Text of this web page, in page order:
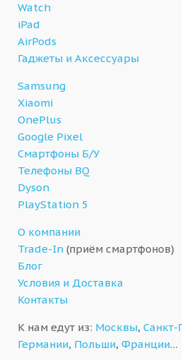
Watch
iPad
AirPods
Гаджеты и Аксессуары
Samsung
Xiaomi
OnePlus
Google Pixel
Смартфоны Б/У
Телефоны BQ
Dyson
PlayStation 5
О компании
Trade-In (приём смартфонов)
Блог
Условия и Доставка
Контакты
К нам едут из: Москвы, Санкт-
Германии, Польши, Франции…